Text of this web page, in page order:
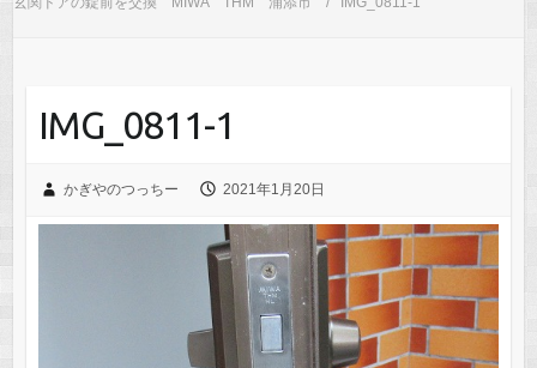
IMG_0811-1
かぎやのつっちー 2021年1月20日